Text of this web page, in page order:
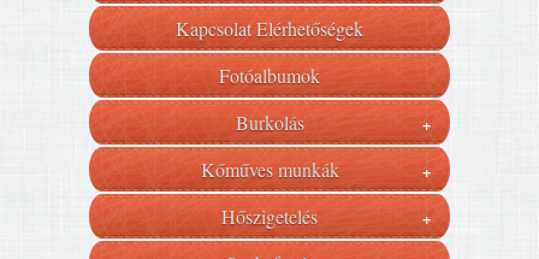
Kapcsolat Elérhetőségek
Fotóalbumok
Burkolás
+
Kőműves munkák +
Hőszigetelés +